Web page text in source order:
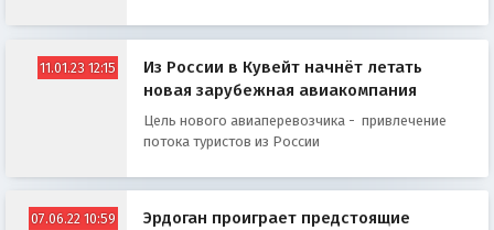
11.01.23 12:15
Из России в Кувейт начнёт летать
новая зарубежная авиакомпания
Цель нового авиаперевозчика - привлечение
потока туристов из России
07.06.22 10:59
Эрдоган проиграет предстоящие